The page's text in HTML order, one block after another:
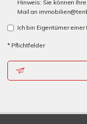
Hinweis: Sie können
Mail an
Ich bin Eigentümer einer
* Pflichtfelder